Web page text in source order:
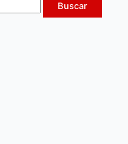
Buscar